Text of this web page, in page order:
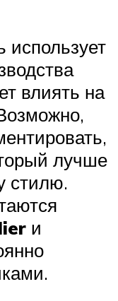
использует
влиять на
лучше
стилю.
и